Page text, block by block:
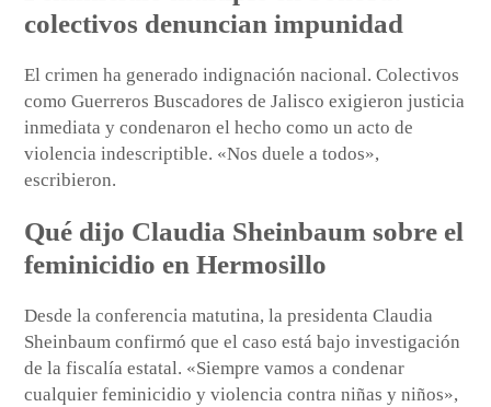
colectivos denuncian impunidad
El crimen ha generado indignación nacional. Colectivos
como Guerreros Buscadores de Jalisco exigieron justicia
inmediata y condenaron el hecho como un acto de
violencia indescriptible. «Nos duele a todos»,
escribieron.
Qué dijo Claudia Sheinbaum sobre el
feminicidio en Hermosillo
Desde la conferencia matutina, la presidenta Claudia
Sheinbaum confirmó que el caso está bajo investigación
de la fiscalía estatal. «Siempre vamos a condenar
cualquier feminicidio y violencia contra niñas y niños»,